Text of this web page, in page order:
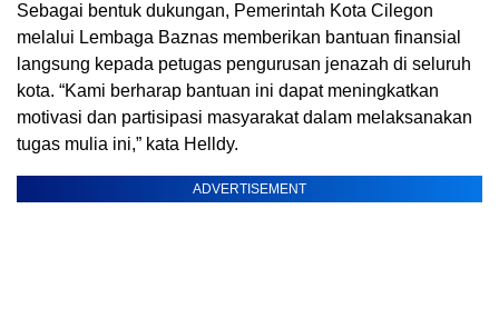
Sebagai bentuk dukungan, Pemerintah Kota Cilegon
melalui Lembaga Baznas memberikan bantuan finansial
langsung kepada petugas pengurusan jenazah di seluruh
kota. “Kami berharap bantuan ini dapat meningkatkan
motivasi dan partisipasi masyarakat dalam melaksanakan
tugas mulia ini,” kata Helldy.
ADVERTISEMENT